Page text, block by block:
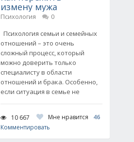
измену мужа
Психология
0
Психология семьи и семейных
отношений – это очень
сложный процесс, который
можно доверить только
специалисту в области
отношений и брака. Особенно,
если ситуация в семье не
10 667 Мне нравится
46
Комментировать